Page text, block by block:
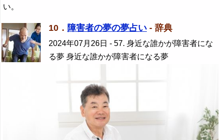
い。
10． 障害者の夢の夢占い - 辞典
2024年07月26日 - 57. 身近な誰かが障害者にな
る夢 身近な誰かが障害者になる夢